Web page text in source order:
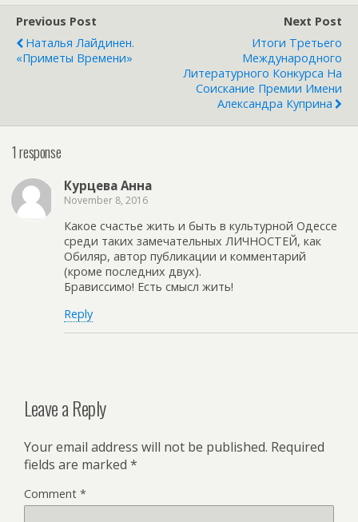
Previous Post
Наталья Лайдинен.
«Приметы Времени»
Next Post
Итоги Третьего
Международного
Литературного Конкурса На
Соискание Премии Имени
Александра Куприна
1 response
Курцева Анна
November 8, 2016
Какое счастье жить и быть в культурной Одессе
среди таких замечательных ЛИЧНОСТЕЙ, как
Обиляр, автор публикации и комментарий
(кроме последних двух).
Брависсимо! Есть смысл жить!
Reply
Leave a Reply
Your email address will not be published. Required
fields are marked *
Comment *